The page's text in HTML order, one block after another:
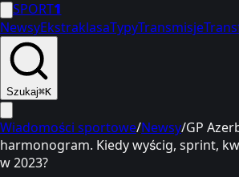
SPORT1
NewsyEkstraklasaTypyTransmisje
Szukaj⌘K
Wiadomości sportowe/Newsy/GP
harmonogram. Kiedy wyścig, sprint,
w 2023?